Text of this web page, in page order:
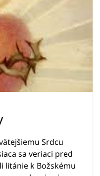
Srdcu
sa veriaci pred
litánie k Božskému